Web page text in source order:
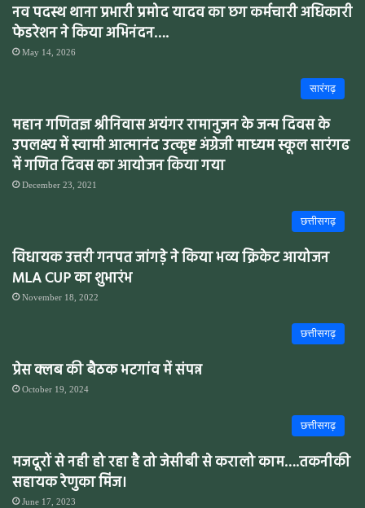
नव पदस्थ थाना प्रभारी प्रमोद यादव का छग कर्मचारी अधिकारी
फेडरेशन ने किया अभिनंदन….
May 14, 2026
सारंगढ़
महान गणितज्ञ श्रीनिवास अयंगर रामानुजन के जन्म दिवस के
उपलक्ष्य में स्वामी आत्मानंद उत्कृष्ट अंग्रेजी माध्यम स्कूल सारंगढ
में गणित दिवस का आयोजन किया गया
December 23, 2021
छत्तीसगढ़
विधायक उत्तरी गनपत जांगड़े ने किया भव्य क्रिकेट आयोजन
MLA CUP का शुभारंभ
November 18, 2022
छत्तीसगढ़
प्रेस क्लब की बैठक भटगांव में संपन्न
October 19, 2024
छत्तीसगढ़
मजदूरों से नही हो रहा है तो जेसीबी से करालो काम….तकनीकी
सहायक रेणुका मिंज।
June 17, 2023